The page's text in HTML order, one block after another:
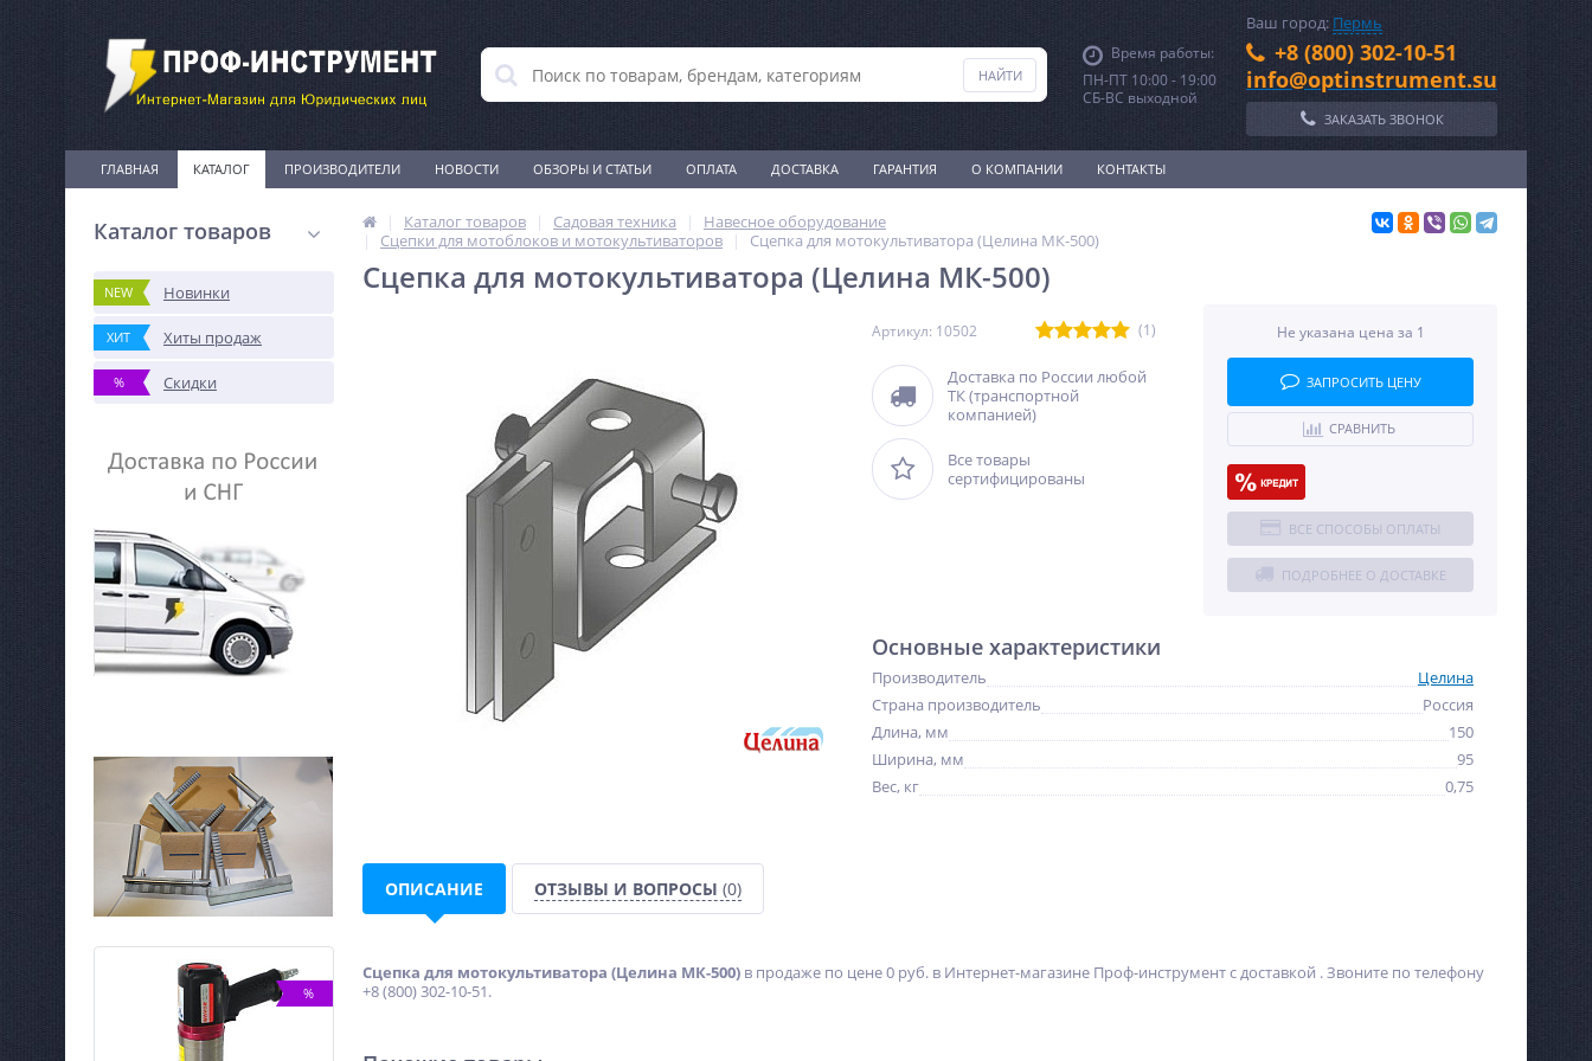
Время работы:
ПН-ПТ 10:00 - 19:00
СБ-ВС выходной
Ваш город: Пермь
+8 (800) 302-10-51
info@optinstrument.su
ЗАКАЗАТЬ ЗВОНОК
ГЛАВНАЯ КАТАЛОГ ПРОИЗВОДИТЕЛИ НОВОСТИ ОБЗОРЫ И СТАТЬИ ОПЛАТА ДОСТАВКА ГАРАНТИЯ О КОМПАНИИ КОНТАКТЫ
Каталог товаров
NEW Новинки
ХИТ Хиты продаж
% Скидки
%
Каталог товаров Садовая техника
Навесное оборудование
Сцепки для мотоблоков и мотокультиваторов
Сцепка для мотокультиватора (Целина МК-500)
Сцепка для мотокультиватора (Целина МК-500)
Артикул: 10502 (1)
Доставка по России любой
ТК (транспортной
компанией)
Все товары
сертифицированы
Не указана цена за 1
ЗАПРОСИТЬ ЦЕНУ
СРАВНИТЬ
ВСЕ СПОСОБЫ ОПЛАТЫ
ПОДРОБНЕЕ О ДОСТАВКЕ
Основные характеристики
Производитель
Целина
Страна производитель
Россия
Длина, мм
150
Ширина, мм
95
Вес, кг
0,75
ОПИСАНИЕ ОТЗЫВЫ И ВОПРОСЫ (0)
Сцепка для мотокультиватора (Целина МК-500) в продаже по цене 0 руб. в Интернет-магазине Проф-инструмент с доставкой . Звоните по телефону
+8 (800) 302-10-51.